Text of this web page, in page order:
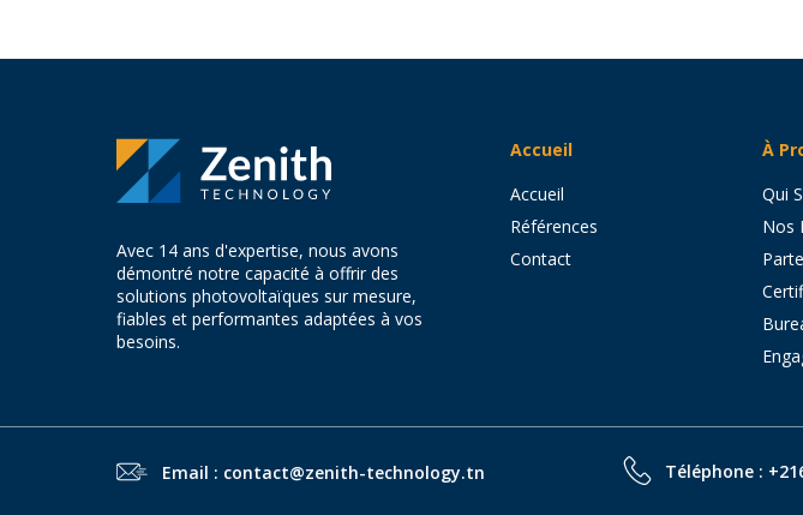
Avec 14 ans d'expertise, nous avons
démontré notre capacité à offrir des
solutions photovoltaïques sur mesure,
fiables et performantes adaptées à vos
besoins.
Accueil
Accueil
Références
Contact
À
Qui
Nos
Email : contact@zenith-technology.tn Téléphone :